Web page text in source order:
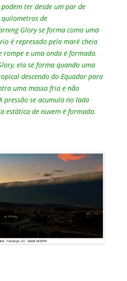
podem ter desde um par de
de
Glory se forma como uma
é represado pela maré cheia
rompe e uma onda é formada.
ela se forma quando uma
descendo do Equador para
uma massa fria e não
pressão se acumula no lado
estática de nuvem é formada.